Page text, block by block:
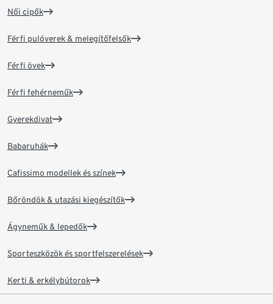
Női cipők
Férfi pulóverek & melegítőfelsők
Férfi övek
Férfi fehérneműk
Gyerekdivat
Babaruhák
Cafissimo modellek és színek
Bőröndök & utazási kiegészítők
Ágyneműk & lepedők
Sporteszközök és sportfelszerelések
Kerti & erkélybútorok